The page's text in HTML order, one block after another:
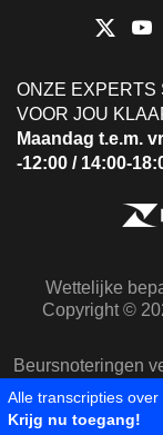
ONZE EXPERTS
VOOR JOU
Maandag t.e.m.
-12:00 / 14:00-
Wettelijke
Copyright ©
Beursnoteringen
Alle transcripties
Krijg nu toegang!